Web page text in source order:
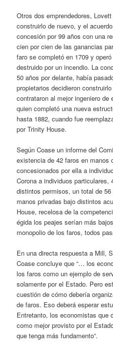
Otros dos emprendedores,
construirlo de nuevo, y el
concesión por 99 años con una
cien por cien de las ganancias
faro se completó en 1709 y
destruido por un incendio. La
50 años por delante, había
propietarios decidieron
contrataron al mejor ingeniero
quien completó una nueva
hasta 1882, cuando fue
por Trinity House.
Según Coase un informe del
existencia de 42 faros en manos
concesionados por ella a
Corona a individuos particulares,
distintos permisos, un total de
manos privadas bajo distintos
House, recelosa de la
égida los peajes serían más
monopolio de los faros, todos
En una directa respuesta a Mill,
Coase concluye que “… los
los faros como un ejemplo de
solamente por el Estado. Pero
cuestión de cómo debería
de faros. Eso deberá esperar
Entretanto, los economistas que
como mejor provisto por el
que tenga más fundamento”.